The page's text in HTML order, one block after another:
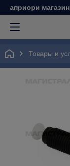
априори
Товары и